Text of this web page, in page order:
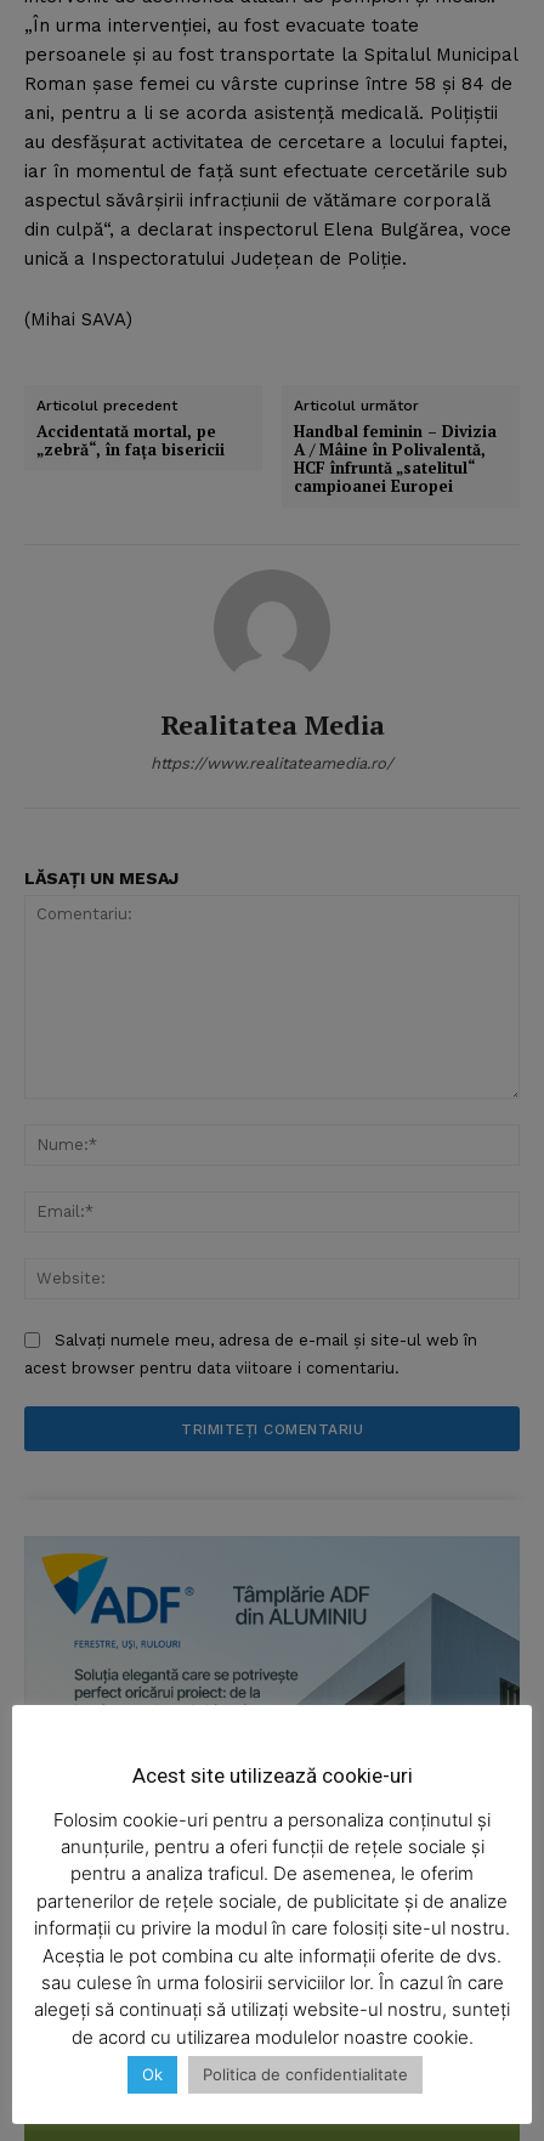
News Week
Magazine PRO
SUBSCRIBE NOW
Company
„În urma intervenţiei, au fost evacuate toate
persoanele şi au fost transportate la Spitalul Municipal
Roman şase femei cu vârste cuprinse între 58 şi 84 de
ani, pentru a li se acorda asistenţă medicală. Poliţiştii
au desfăşurat activitatea de cercetare a locului faptei,
iar în momentul de faţă sunt efectuate cercetările sub
aspectul săvârşirii infracţiunii de vătămare corporală
din culpă“, a declarat inspectorul Elena Bulgărea, voce
unică a Inspectoratului Judeţean de Poliţie.
(Mihai SAVA)
Articolul precedent
Accidentată mortal, pe
„zebră“, în faţa bisericii
Articolul următor
Handbal feminin – Divizia
A / Mâine în Polivalentă,
HCF înfruntă „satelitul“
campioanei Europei
Realitatea Media
https://www.realitateamedia.ro/
LĂSAȚI UN MESAJ
Salvați numele meu, adresa de e-mail și site-ul web în
acest browser pentru data viitoare i comentariu.
Acest site utilizează cookie-uri
Folosim cookie-uri pentru a personaliza conținutul și
anunțurile, pentru a oferi funcții de rețele sociale și
pentru a analiza traficul. De asemenea, le oferim
partenerilor de rețele sociale, de publicitate și de analize
informații cu privire la modul în care folosiți site-ul nostru.
Aceștia le pot combina cu alte informații oferite de dvs.
sau culese în urma folosirii serviciilor lor. În cazul în care
alegeți să continuați să utilizați website-ul nostru, sunteți
de acord cu utilizarea modulelor noastre cookie.
Ok Politica de confidentialitate